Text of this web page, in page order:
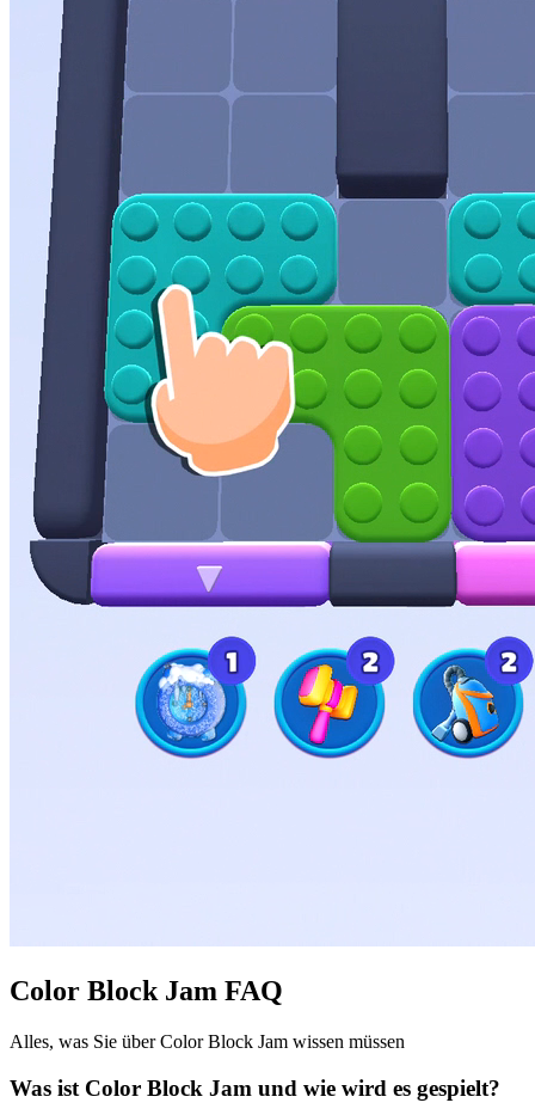
Color Block Jam FAQ
Alles, was Sie über Color Block Jam wissen müssen
Was ist Color Block Jam und wie wird es gespielt?